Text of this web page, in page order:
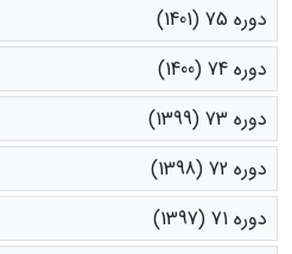
دوره 75 (1401)
دوره 74 (1400)
دوره 73 (1399)
دوره 72 (1398)
دوره 71 (1397)